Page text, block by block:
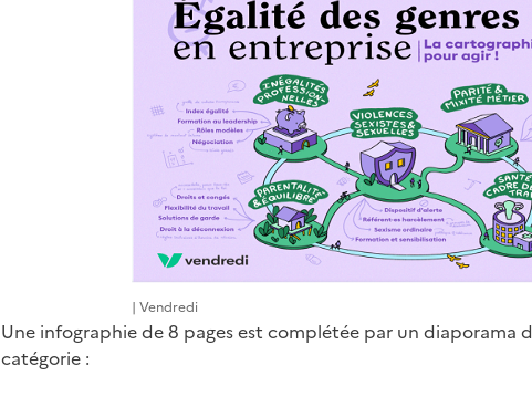
| Vendredi
Une infographie de 8 pages est complétée par un diaporama
catégorie :